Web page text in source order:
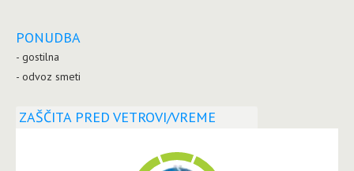
PONUDBA
- gostilna
- odvoz smeti
ZAŠČITA PRED VETROVI/VREME